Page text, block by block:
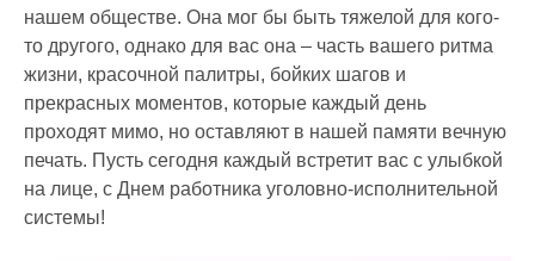
нашем обществе. Она мог бы быть тяжелой для кого-
то другого, однако для вас она – часть вашего ритма
жизни, красочной палитры, бойких шагов и
прекрасных моментов, которые каждый день
проходят мимо, но оставляют в нашей памяти вечную
печать. Пусть сегодня каждый встретит вас с улыбкой
на лице, с Днем работника уголовно-исполнительной
системы!